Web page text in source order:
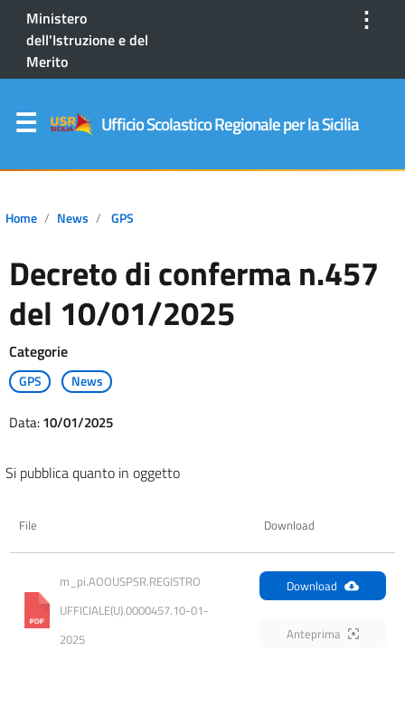
Ministero
dell'Istruzione e del
Merito
⋮
Ufficio Scolastico Regionale per la Sicilia
Home News GPS
Decreto di conferma n.457
del 10/01/2025
Categorie
GPS News
Data:10/01/2025
Si pubblica quanto in oggetto
File Download
m_pi.AOOUSPSR.REGISTRO
UFFICIALE(U).0000457.10-01-
2025
Download
Anteprima